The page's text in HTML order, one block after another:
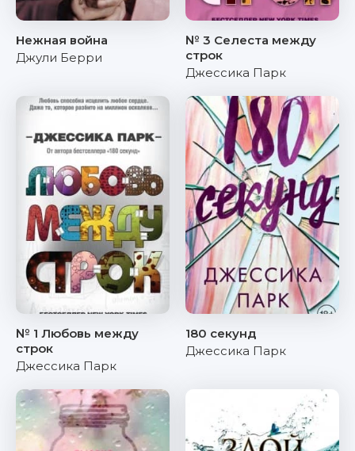
Нежная война
Джули Берри
№ 3 Селеста между
строк
Джессика Парк
№ 1 Любовь между
строк
Джессика Парк
180 секунд
Джессика Парк